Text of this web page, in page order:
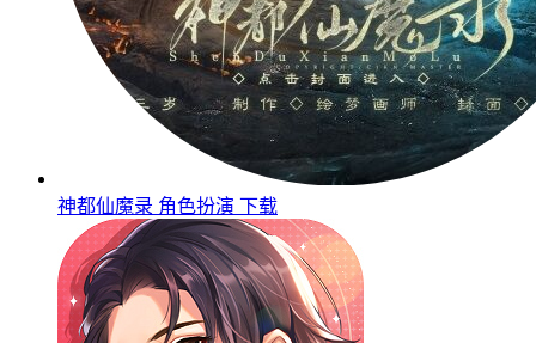
神都仙魔录 角色扮演 下载